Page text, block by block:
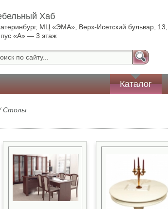
Хаб
МЦ «ЭМА», Верх-Исетский бульвар, 13,
«А» — 3 этаж
Каталог
Столы